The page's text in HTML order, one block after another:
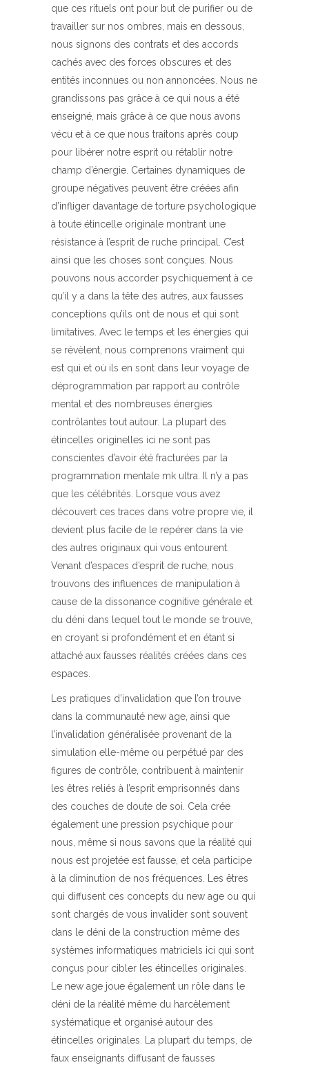
que ces rituels ont pour but de purifier ou de
travailler sur nos ombres, mais en dessous,
nous signons des contrats et des accords
cachés avec des forces obscures et des
entités inconnues ou non annoncées. Nous ne
grandissons pas grâce à ce qui nous a été
enseigné, mais grâce à ce que nous avons
vécu et à ce que nous traitons après coup
pour libérer notre esprit ou rétablir notre
champ d’énergie. Certaines dynamiques de
groupe négatives peuvent être créées afin
d’infliger davantage de torture psychologique
à toute étincelle originale montrant une
résistance à l’esprit de ruche principal. C’est
ainsi que les choses sont conçues. Nous
pouvons nous accorder psychiquement à ce
qu’il y a dans la tête des autres, aux fausses
conceptions qu’ils ont de nous et qui sont
limitatives. Avec le temps et les énergies qui
se révèlent, nous comprenons vraiment qui
est qui et où ils en sont dans leur voyage de
déprogrammation par rapport au contrôle
mental et des nombreuses énergies
contrôlantes tout autour. La plupart des
étincelles originelles ici ne sont pas
conscientes d’avoir été fracturées par la
programmation mentale mk ultra. Il n’y a pas
que les célébrités. Lorsque vous avez
découvert ces traces dans votre propre vie, il
devient plus facile de le repérer dans la vie
des autres originaux qui vous entourent.
Venant d’espaces d’esprit de ruche, nous
trouvons des influences de manipulation à
cause de la dissonance cognitive générale et
du déni dans lequel tout le monde se trouve,
en croyant si profondément et en étant si
attaché aux fausses réalités créées dans ces
espaces.
Les pratiques d’invalidation que l’on trouve
dans la communauté new age, ainsi que
l’invalidation généralisée provenant de la
simulation elle-même ou perpétué par des
figures de contrôle, contribuent à maintenir
les êtres reliés à l’esprit emprisonnés dans
des couches de doute de soi. Cela crée
également une pression psychique pour
nous, même si nous savons que la réalité qui
nous est projetée est fausse, et cela participe
à la diminution de nos fréquences. Les êtres
qui diffusent ces concepts du new age ou qui
sont chargés de vous invalider sont souvent
dans le déni de la construction même des
systèmes informatiques matriciels ici qui sont
conçus pour cibler les étincelles originales.
Le new age joue également un rôle dans le
déni de la réalité même du harcèlement
systématique et organisé autour des
étincelles originales. La plupart du temps, de
faux enseignants diffusant de fausses